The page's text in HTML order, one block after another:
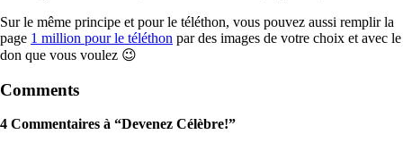
Sur le même principe et pour le téléthon, vous pouvez aussi remplir la
page 1 million pour le téléthon par des images de votre choix et avec le
don que vous voulez 😉
Comments
4 Commentaires à “Devenez Célèbre!”